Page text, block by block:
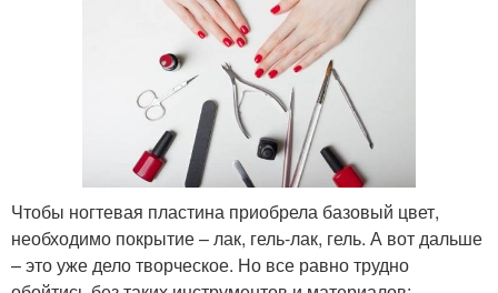
Чтобы ногтевая пластина приобрела базовый цвет,
необходимо покрытие – лак, гель-лак, гель. А вот дальше
– это уже дело творческое. Но все равно трудно